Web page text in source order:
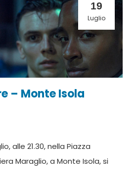
19
Luglio
– Monte Isola
alle 21.30, nella Piazza
Maraglio, a Monte Isola, si